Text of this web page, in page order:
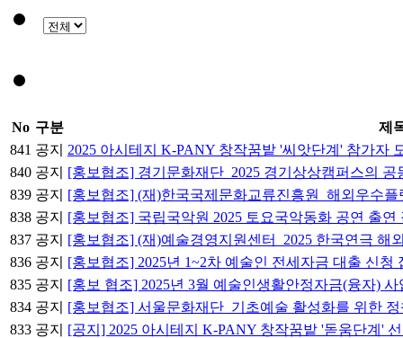
No 구분
제
841 공지
2025 아시테지 K-PANY 창작꿈밭 '씨앗단계' 참가자
840 공지
[홍보협조] 경기문화재단_2025 경기상상캠퍼스의
839 공지
[홍보협조] (재)한국국제문화교류진흥원_해외우수
838 공지
[홍보협조] 국립국악원 2025 토요국악동화 공연 출연
837 공지
[홍보협조] (재)예술경영지원센터_2025 한국연극 해
836 공지
[홍보협조] 2025년 1~2차 예술인 전세자금 대출 신청
835 공지
[홍보 협조] 2025년 3월 예술인생활안정자금(융자) 사
834 공지
[홍보협조] 서울문화재단_기초예술 활성화를 위한
833 공지 [공지] 2025 아시테지 K-PANY 창작꿈밭 '돋움단계'